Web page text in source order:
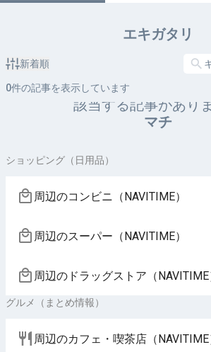
エキガタリ
新着順
0件の記事を表示しています
該当する記事があり
マチ
ショッピング（日用品）
周辺のコンビニ（NAVITIME）
周辺のスーパー（NAVITIME）
周辺のドラッグストア（NAVITIME
グルメ（まとめ情報）
周辺のカフェ・喫茶店（NAVITIME